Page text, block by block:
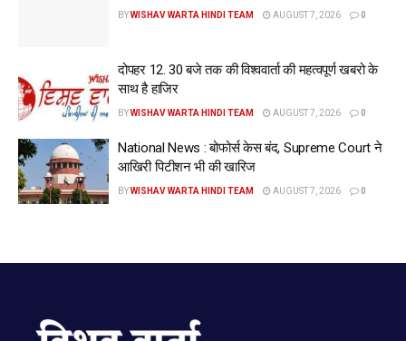
May
Tags: congress due injustice kheda radhika
resigns spokesperson
BYWISHAV WARTA HINDI TEAM AUGUST 7, 2026 0
दोपहर 12. 30 बजे तक की विश्ववार्ता की महत्वपूर्ण खबरो के
साथ है हाजिर
BYWISHAV WARTA HINDI TEAM AUGUST 7, 2026 0
National News : बोफोर्स केस बंद, Supreme Court ने
आखिरी पिटीशन भी की खारिज
BYWISHAV WARTA HINDI TEAM AUGUST 7, 2026 0